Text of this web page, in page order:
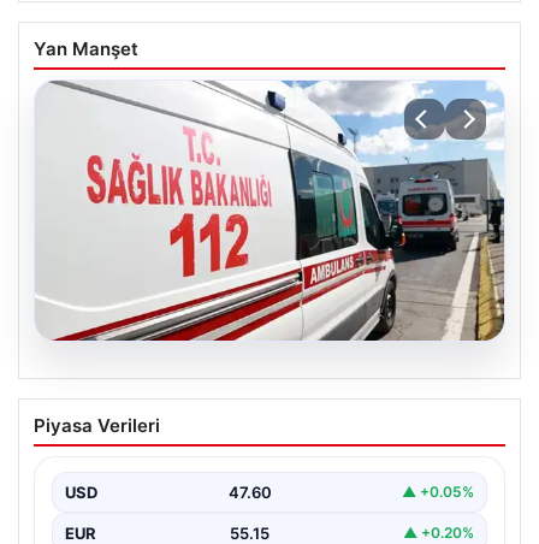
Yan Manşet
Diyarbakır’da Silahlı Çatışma: 1 Ölü, 1
Yaralı
bölge sakinlerini korkuttu. Olay, iki grup arasında
uzun…
Piyasa Verileri
USD 47.60 ▲ +0.05%
EUR 55.15 ▲ +0.20%